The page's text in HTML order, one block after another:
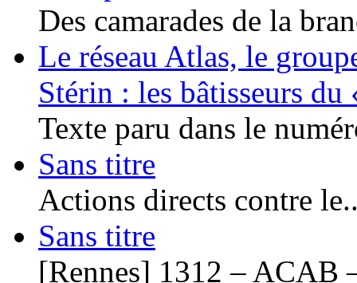
Des camarades de la
Le réseau Atlas, le
Stérin : les bâtisseurs
Texte paru dans le
Sans titre
Actions directs contre
Sans titre
[Rennes] 1312 – ACAB